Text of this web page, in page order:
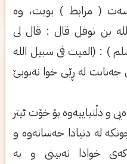
( مرابط ) بویت، وه‌
بن نوفل قال : قال لی‌
) : (المیت فی سبیل الله
له‌ ڕێی‌ خوا نه‌بوبێ
و دڵنیاییه‌وه‌ بۆ خۆت ئیتر
له‌ دنیادا حه‌سانه‌وه‌ و
خوادا نه‌بینی‌ و به‌